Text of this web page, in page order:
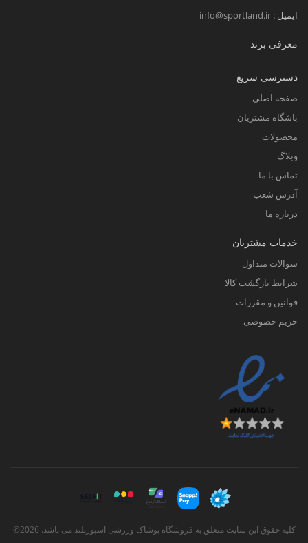
ایمیل : info@sportland.ir
معرفی برند
دسترسی سریع
صفحه اصلی
باشگاه مشتریان
محصولات
وبلاگ
تماس با ما
آدرس شعب
درباره ما
خدمات مشتریان
سوالات متداول
شرایط بازگشت کالا
قوانین و مقررات
حریم خصوصی
کلیه حقوق این سایت متعلق به فروشگاه پوشاک ورزشی اسپورتلند می باشد. 2026©